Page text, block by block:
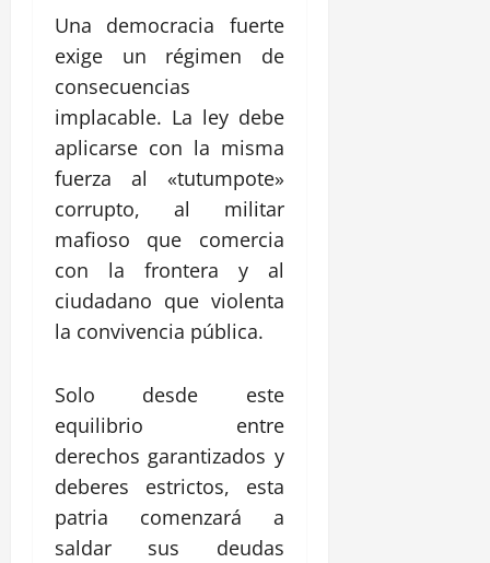
Una democracia fuerte
exige un régimen de
consecuencias
implacable. La ley debe
aplicarse con la misma
fuerza al «tutumpote»
corrupto, al militar
mafioso que comercia
con la frontera y al
ciudadano que violenta
la convivencia pública.
Solo desde este
equilibrio entre
derechos garantizados y
deberes estrictos, esta
patria comenzará a
saldar sus deudas